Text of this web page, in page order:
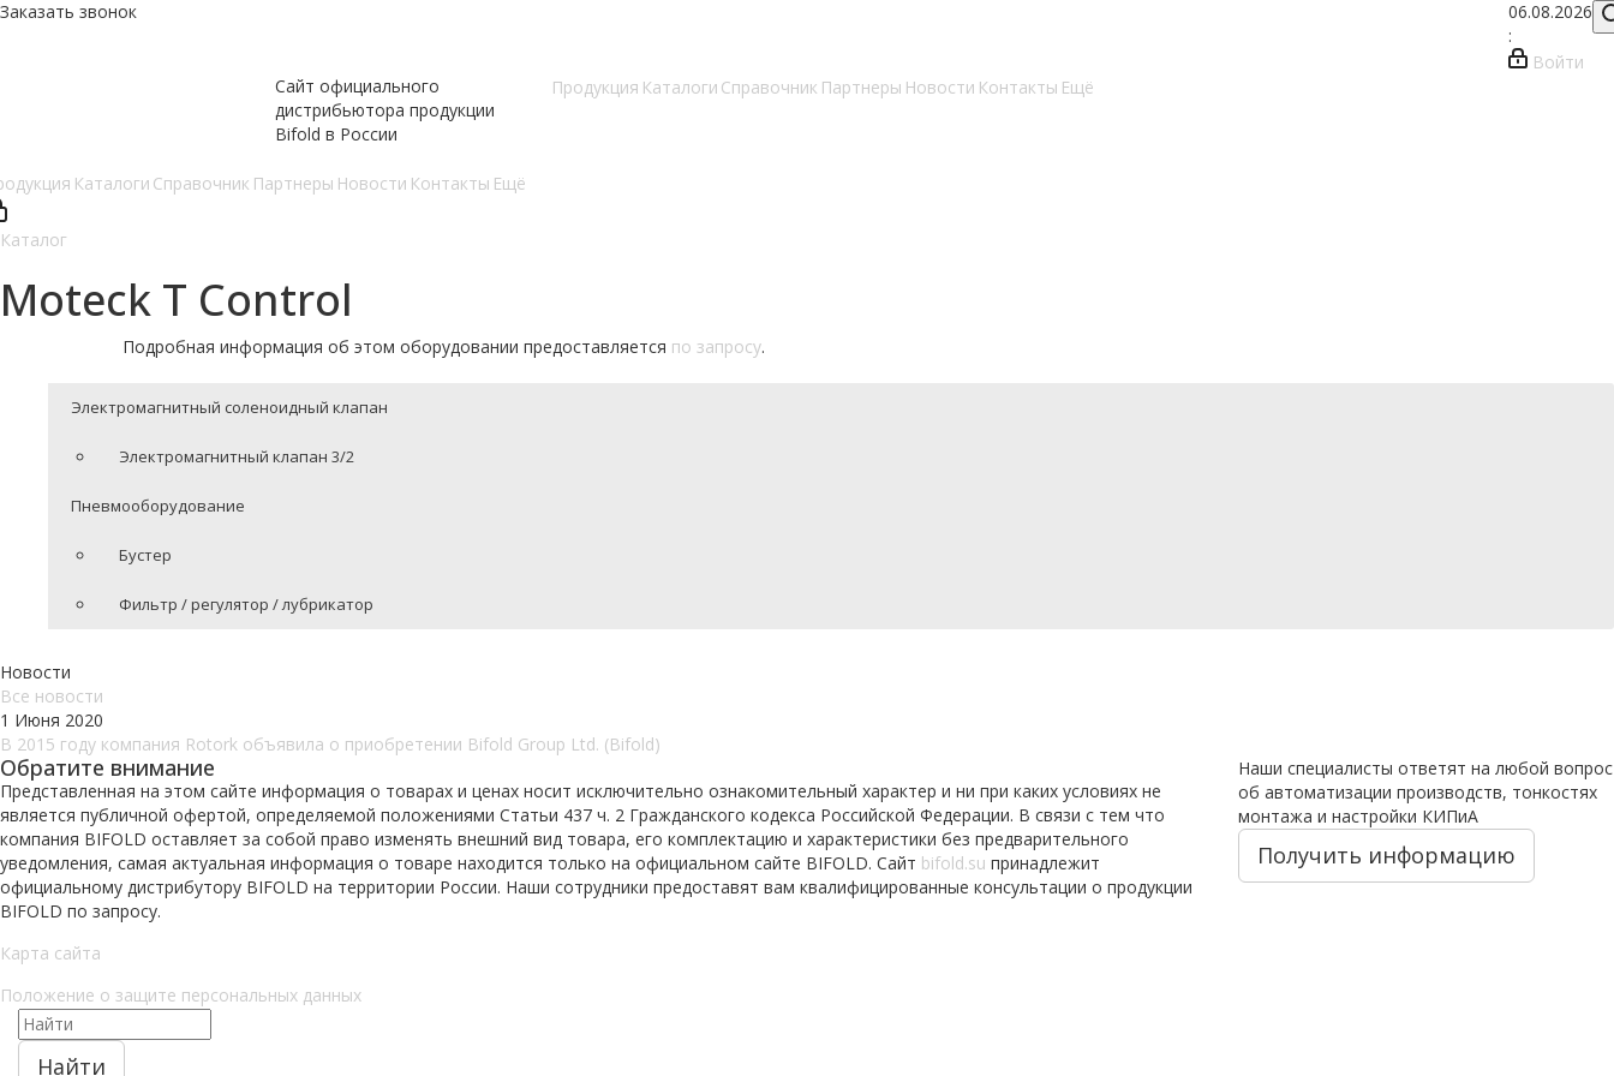
Заказать звонок
06.08.2026
:
Войти
Сайт официального
дистрибьютора продукции
Bifold в России
Продукция Каталоги Справочник Партнеры Новости Контакты Ещё
Каталоги Справочник Партнеры Новости Контакты Ещё
Каталог
Moteck T Control
Подробная информация об этом оборудовании предоставляется по запросу.
Электромагнитный соленоидный клапан
Электромагнитный клапан 3/2
Пневмооборудование
Бустер
Фильтр / регулятор / лубрикатор
Новости
Все новости
1 Июня 2020
В 2015 году компания Rotork объявила о приобретении Bifold Group Ltd. (Bifold)
Обратите внимание
Представленная на этом сайте информация о товарах и ценах носит исключительно ознакомительный характер и ни при каких условиях не
является публичной офертой, определяемой положениями Статьи 437 ч. 2 Гражданского кодекса Российской Федерации. В связи с тем что
компания BIFOLD оставляет за собой право изменять внешний вид товара, его комплектацию и характеристики без предварительного
уведомления, самая актуальная информация о товаре находится только на официальном сайте BIFOLD. Сайт bifold.su принадлежит
официальному дистрибутору BIFOLD на территории России. Наши сотрудники предоставят вам квалифицированные консультации о продукции
BIFOLD по запросу.
Карта сайта
Положение о защите персональных данных
Наши специалисты ответят на любой вопрос
об автоматизации производств, тонкостях
монтажа и настройки КИПиА
Получить информацию
Найти